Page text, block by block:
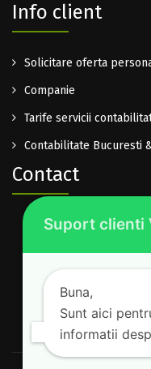
Info client
Solicitare oferta
Companie
Tarife servicii
Contabilitate Bucuresti
Contact
0722.614.940
office@vm-contab.ro
Lu-Vi: 08:30-16:00
Sam-Dum: inchis
Suport clienti
Buna,
Sunt aici
informatii